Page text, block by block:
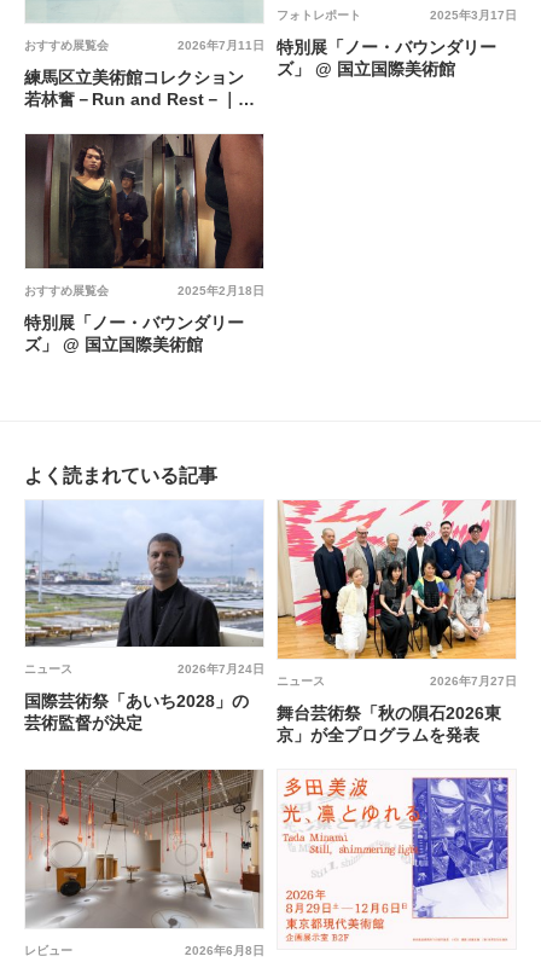
2026年7月11日
おすすめ展覧会
練馬区立美術館コレクション
若林奮－Run and Rest－｜寺
馬区立美術館
2025年3月17日
フォトレポート
特別展「ノー・バウンダリー
ズ」 @ 国立国際美術館
2025年2月18日
おすすめ展覧会
特別展「ノー・バウンダリー
ズ」 @ 国立国際美術館
よく読まれている記事
2026年7月24日
ニュース
国際芸術祭「あいち2028」の
芸術監督が決定
2026年7月27日
ニュース
舞台芸術祭「秋の隕石2026東
京」が全プログラムを発表
2026年6月8日
レビュー